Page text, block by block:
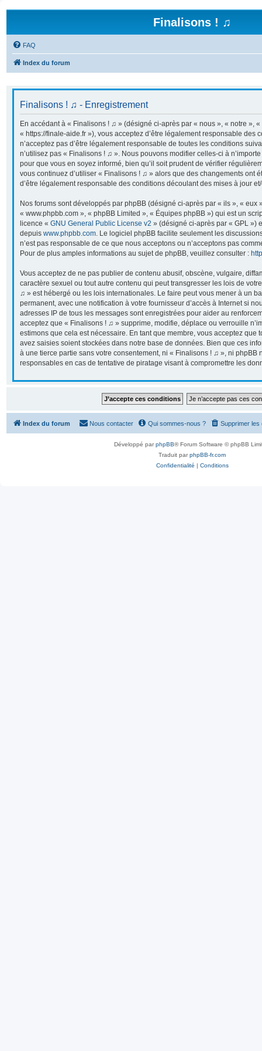
Finalisons ! ♫
FAQ
Index du forum
Finalisons ! ♫ - Enregistrement
En accédant à « Finalisons ! ♫ » (désigné ci-après par « nous », « notre »,
« https://finale-aide.fr »), vous acceptez d’être légalement responsable des
n’acceptez pas d’être légalement responsable de toutes les conditions
n’utilisez pas « Finalisons ! ♫ ». Nous pouvons modifier celles-ci à
pour que vous en soyez informé, bien qu’il soit prudent de vérifier
vous continuez d’utiliser « Finalisons ! ♫ » alors que des changements ont
d’être légalement responsable des conditions découlant des mises à jour
Nos forums sont développés par phpBB (désigné ci-après par « ils », « eux
« www.phpbb.com », « phpBB Limited », « Équipes phpBB ») qui est un
licence « GNU General Public License v2 » (désigné ci-après par « GPL »)
depuis www.phpbb.com. Le logiciel phpBB facilite seulement les
n’est pas responsable de ce que nous acceptons ou n’acceptons pas
Pour de plus amples informations au sujet de phpBB, veuillez consulter :
Vous acceptez de ne pas publier de contenu abusif, obscène, vulgaire,
caractère sexuel ou tout autre contenu qui peut transgresser les lois de
♫ » est hébergé ou les lois internationales. Le faire peut vous mener à un
permanent, avec une notification à votre fournisseur d’accès à Internet si
adresses IP de tous les messages sont enregistrées pour aider au
acceptez que « Finalisons ! ♫ » supprime, modifie, déplace ou verrouille
estimons que cela est nécessaire. En tant que membre, vous acceptez que
avez saisies soient stockées dans notre base de données. Bien que ces
à une tierce partie sans votre consentement, ni « Finalisons ! ♫ », ni phpBB
responsables en cas de tentative de piratage visant à compromettre les
Index du forum Supprimer les
Qui sommes-nous ?
Nous contacter
Développé parphpBB® Forum Software © phpBB
Traduit parphpBB-fr.com
Confidentialité | Conditions